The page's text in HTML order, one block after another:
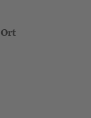
Ort